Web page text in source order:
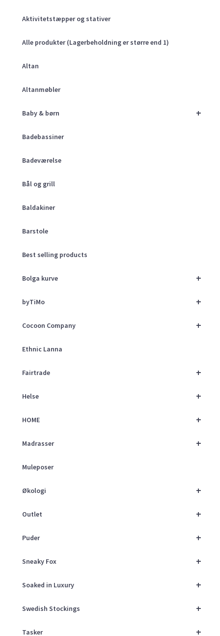
Aktivitetstæpper og stativer
Alle produkter (Lagerbeholdning er større end 1)
Altan
Altanmøbler
+
Baby & børn
Badebassiner
Badeværelse
Bål og grill
Baldakiner
Barstole
Best selling products
+
Bolga kurve
+
byTiMo
+
Cocoon Company
Ethnic Lanna
+
Fairtrade
+
Helse
+
HOME
+
Madrasser
Muleposer
+
Økologi
+
Outlet
+
Puder
+
Sneaky Fox
+
Soaked in Luxury
+
Swedish Stockings
+
Tasker